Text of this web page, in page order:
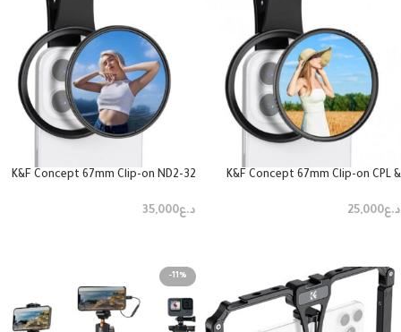
K&F Concept 67mm Clip-on CPL &
Lens Filter Kit Applicable to All
د.ع25,000
K&F Concept 67mm Clip-on ND2-32
د.ع35,000
-11%